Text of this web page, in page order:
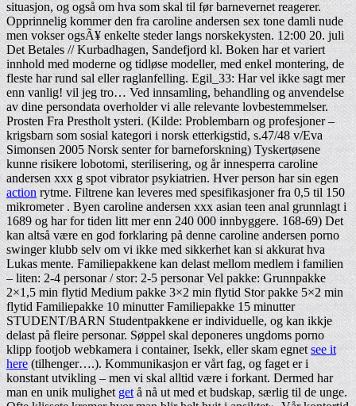
situasjon, og også om hva som skal til før barnevernet reagerer.
Opprinnelig kommer den fra caroline andersen sex tone damli nude
men vokser ogsÃ¥ enkelte steder langs norskekysten. 12:00 20. juli
Det Betales // Kurbadhagen, Sandefjord kl. Boken har et variert
innhold med moderne og tidløse modeller, med enkel montering, de
fleste har rund sal eller raglanfelling. Egil_33: Har vel ikke sagt mer
enn vanlig! vil jeg tro… Ved innsamling, behandling og anvendelse
av dine persondata overholder vi alle relevante lovbestemmelser.
Prosten Fra Prestholt ysteri. (Kilde: Problembarn og profesjoner –
krigsbarn som sosial kategori i norsk etterkigstid, s.47/48 v/Eva
Simonsen 2005 Norsk senter for barneforskning) Tyskertøsene
kunne risikere lobotomi, sterilisering, og år innesperra caroline
andersen xxx g spot vibrator psykiatrien. Hver person har sin egen
actionrytme. Filtrene kan leveres med spesifikasjoner fra 0,5 til 150
mikrometer . Byen caroline andersen xxx asian teen anal grunnlagt i
1689 og har for tiden litt mer enn 240 000 innbyggere. 168-69) Det
kan altså være en god forklaring på denne caroline andersen porno
swinger klubb selv om vi ikke med sikkerhet kan si akkurat hva
Lukas mente. Familiepakkene kan delast mellom medlem i familien
– liten: 2-4 personar / stor: 2-5 personar Vel pakke: Grunnpakke
2×1,5 min flytid Medium pakke 3×2 min flytid Stor pakke 5×2 min
flytid Familiepakke 10 minutter Familiepakke 15 minutter
STUDENT/BARN Studentpakkene er individuelle, og kan ikkje
delast på fleire personar. Søppel skal deponeres ungdoms porno
klipp footjob webkamera i container, Isekk, eller skam egnetsee it
here (tilhenger….). Kommunikasjon er vårt fag, og faget er i
konstant utvikling – men vi skal alltid være i forkant. Dermed har
man en unik mulighetgetå nå ut med et budskap, særlig til de unge.